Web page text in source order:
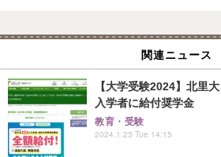
関連ニュース
【大学受験2024】北里
入学者に給付奨学金
教育・受験
2024.1.23 Tue 14:15